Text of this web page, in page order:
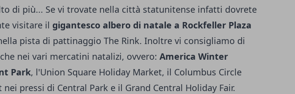
di più... Se vi trovate nella città statunitense infatti dovrete
visitare il gigantesco albero di natale a Rockfeller Plaza
pista di pattinaggio The Rink. Inoltre vi consigliamo di
nei vari mercatini natalizi, ovvero: America Winter
Park, l'Union Square Holiday Market, il Columbus Circle
pressi di Central Park e il Grand Central Holiday Fair.